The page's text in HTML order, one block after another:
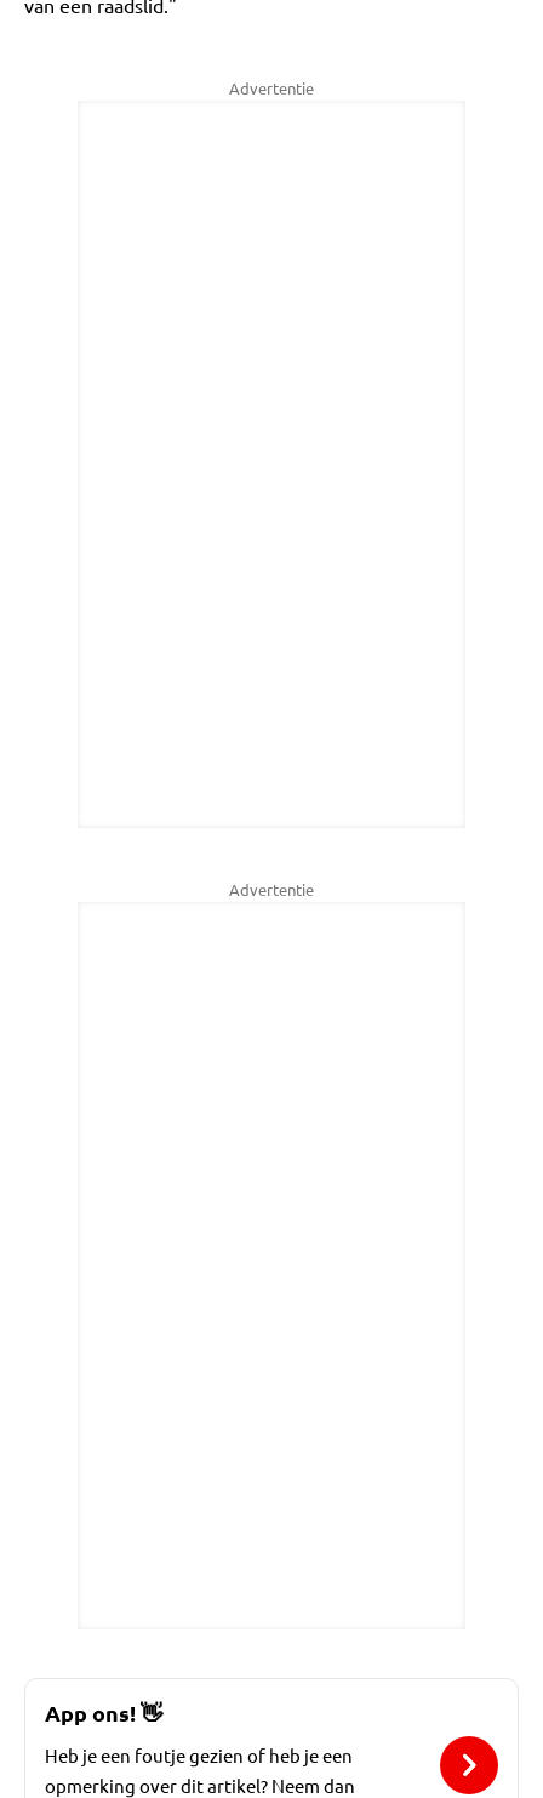
van een raadslid."
Advertentie
Advertentie
App ons!👋
Heb je een foutje gezien of heb je een
opmerking over dit artikel? Neem dan